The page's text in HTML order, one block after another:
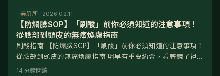
美肌所 2026.02.11
【防爛臉SOP】「刷酸」前你必須知道的注意事項！
從臉部到頭皮的無痛煥膚指南
刷酸指南 【防爛臉SOP】「刷酸」前你必須知道的注意事項！
從臉部到頭皮的無痛煥膚指南 明早有重要約會，看著鏡子裡下
巴的閉鎖性粉刺與粗大毛孔，妳忍不住拿起剛買的高濃度精華
14 分鐘閱讀